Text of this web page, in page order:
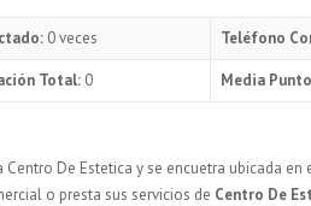
0 veces Teléfono
Total: 0 Media
Centro De Estetica y se encuetra ubicada
o presta sus servicios de Centro De